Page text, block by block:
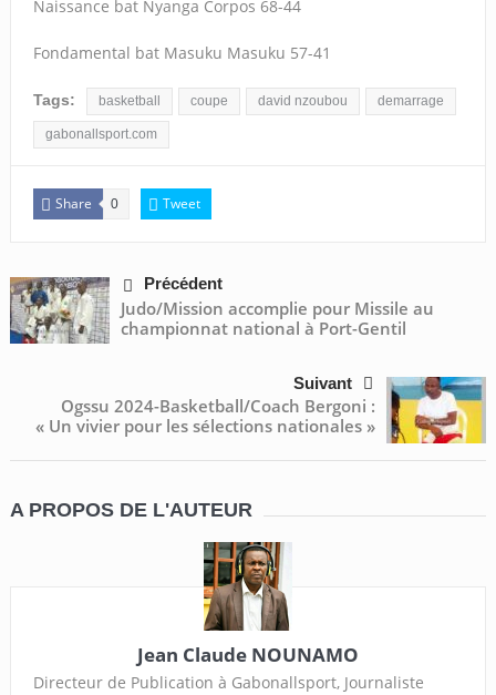
Naissance bat Nyanga Corpos 68-44
Fondamental bat Masuku Masuku 57-41
Tags: basketball coupe david nzoubou demarrage
gabonallsport.com
Share 0 Tweet
Précédent
Judo/Mission accomplie pour Missile au
championnat national à Port-Gentil
Suivant
Ogssu 2024-Basketball/Coach Bergoni :
« Un vivier pour les sélections nationales »
A PROPOS DE L'AUTEUR
Jean Claude NOUNAMO
Directeur de Publication à Gabonallsport, Journaliste